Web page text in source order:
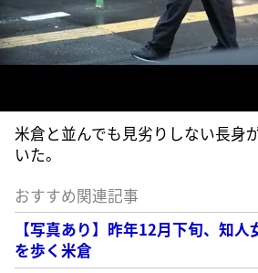
米倉と並んでも見劣りしない長身
いた。
おすすめ関連記事
【写真あり】昨年12月下旬、知
を歩く米倉